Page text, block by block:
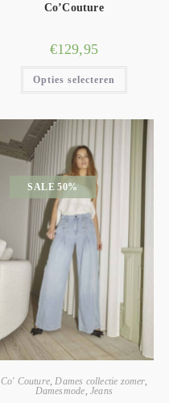
Co’Couture
€129,95
Opties selecteren
SALE 50%
Co' Couture, Dames collectie zomer,
Damesmode Jeans